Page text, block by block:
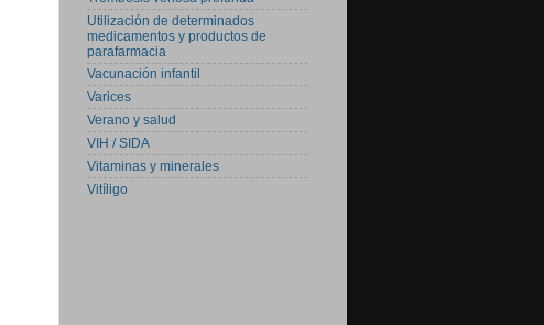
Utilización de determinados
medicamentos y productos de
parafarmacia
Vacunación infantil
Varices
Verano y salud
VIH / SIDA
Vitaminas y minerales
Vitíligo